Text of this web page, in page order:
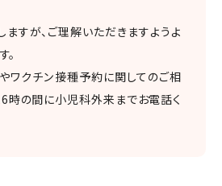
すが、ご理解いただきますようよ
。
ワクチン接種予約に関してのご相
時の間に小児科外来までお電話く